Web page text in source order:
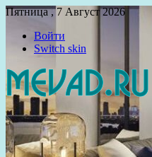
Пятница , 7 Август 2026
Войти
Switch skin